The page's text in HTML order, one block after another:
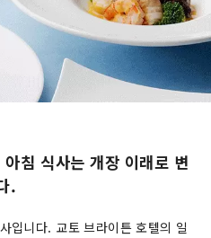
침 식사는 개장 이래로 변
.
입니다. 교토 브라이튼 호텔의 일